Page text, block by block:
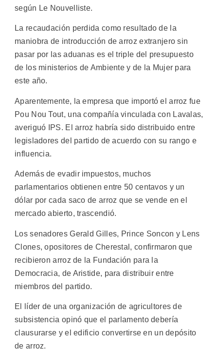
según Le Nouvelliste.
La recaudación perdida como resultado de la
maniobra de introducción de arroz extranjero sin
pasar por las aduanas es el triple del presupuesto
de los ministerios de Ambiente y de la Mujer para
este año.
Aparentemente, la empresa que importó el arroz fue
Pou Nou Tout, una compañía vinculada con Lavalas,
averiguó IPS. El arroz habría sido distribuido entre
legisladores del partido de acuerdo con su rango e
influencia.
Además de evadir impuestos, muchos
parlamentarios obtienen entre 50 centavos y un
dólar por cada saco de arroz que se vende en el
mercado abierto, trascendió.
Los senadores Gerald Gilles, Prince Soncon y Lens
Clones, opositores de Cherestal, confirmaron que
recibieron arroz de la Fundación para la
Democracia, de Aristide, para distribuir entre
miembros del partido.
El líder de una organización de agricultores de
subsistencia opinó que el parlamento debería
clausurarse y el edificio convertirse en un depósito
de arroz.